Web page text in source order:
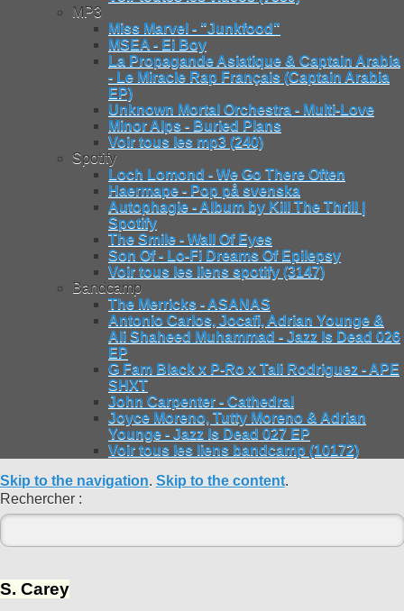
MP3
Miss Marvel - "Junkfood"
MSEA - Ei Boy
La Propagande Asiatique & Captain Arabia
- Le Miracle Rap Français (Captain Arabia
EP)
Unknown Mortal Orchestra - Multi-Love
Minor Alps - Buried Plans
Voir tous les mp3 (240)
Spotify
Loch Lomond - We Go There Often
Haermape - Pop på svenska
Autophagie - Album by Kill The Thrill |
Spotify
The Smile - Wall Of Eyes
Son Of - Lo-Fi Dreams Of Epilepsy
Voir tous les liens spotify (3147)
Bandcamp
The Merricks - ASANAS
Antonio Carlos, Jocafi, Adrian Younge &
Ali Shaheed Muhammad - Jazz Is Dead 026
EP
G Fam Black x P-Ro x Tali Rodriguez - APE
SHXT
John Carpenter - Cathedral
Joyce Moreno, Tutty Moreno & Adrian
Younge - Jazz Is Dead 027 EP
Voir tous les liens bandcamp (10172)
Skip to the navigation. Skip to the content.
Rechercher :
S. Carey